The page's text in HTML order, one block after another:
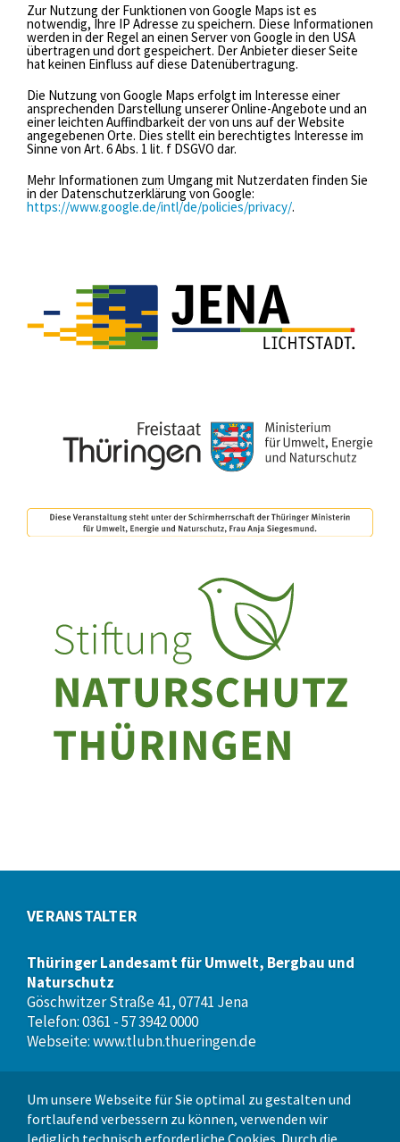
Zur Nutzung der Funktionen von Google Maps ist es
notwendig, Ihre IP Adresse zu speichern. Diese Informationen
werden in der Regel an einen Server von Google in den USA
übertragen und dort gespeichert. Der Anbieter dieser Seite
hat keinen Einfluss auf diese Datenübertragung.
Die Nutzung von Google Maps erfolgt im Interesse einer
ansprechenden Darstellung unserer Online-Angebote und an
einer leichten Auffindbarkeit der von uns auf der Website
angegebenen Orte. Dies stellt ein berechtigtes Interesse im
Sinne von Art. 6 Abs. 1 lit. f DSGVO dar.
Mehr Informationen zum Umgang mit Nutzerdaten finden Sie
in der Datenschutzerklärung von Google:
https://www.google.de/intl/de/policies/privacy/.
VERANSTALTER
Thüringer Landesamt für Umwelt, Bergbau und
Naturschutz
Göschwitzer Straße 41, 07741 Jena
Telefon: 0361 - 57 3942 0000
Webseite:www.tlubn.thueringen.de
VERANSTALTUNGSORT
Um unsere Webseite für Sie optimal zu gestalten und
fortlaufend verbessern zu können, verwenden wir
lediglich technisch erforderliche Cookies. Durch die